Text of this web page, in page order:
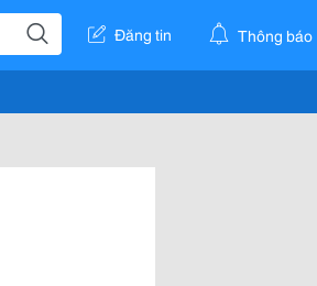
Đăng tin Thông báo